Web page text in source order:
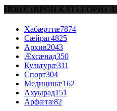
ПОПУЛЯРОН КАТЕГОРИТÆ
Хабæрттæ7874
Сæйраг4825
Архив2043
Æхсæнад350
Культурæ311
Спорт304
Медицинæ162
Ахуырад151
Арфæтæ82